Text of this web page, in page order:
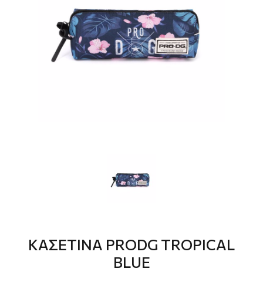
ΚΑΣΕΤΙΝΑ PRODG TROPICAL
BLUE